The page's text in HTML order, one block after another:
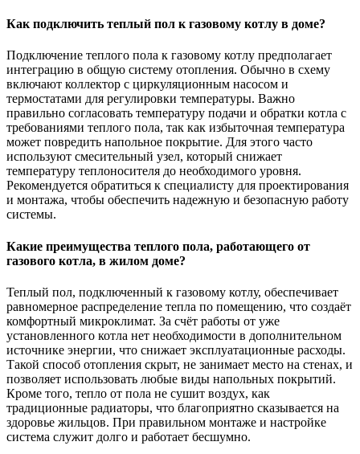
Как подключить теплый пол к газовому котлу в доме?
Подключение теплого пола к газовому котлу предполагает
интеграцию в общую систему отопления. Обычно в схему
включают коллектор с циркуляционным насосом и
термостатами для регулировки температуры. Важно
правильно согласовать температуру подачи и обратки котла с
требованиями теплого пола, так как избыточная температура
может повредить напольное покрытие. Для этого часто
используют смесительный узел, который снижает
температуру теплоносителя до необходимого уровня.
Рекомендуется обратиться к специалисту для проектирования
и монтажа, чтобы обеспечить надежную и безопасную работу
системы.
Какие преимущества теплого пола, работающего от
газового котла, в жилом доме?
Теплый пол, подключенный к газовому котлу, обеспечивает
равномерное распределение тепла по помещению, что создаёт
комфортный микроклимат. За счёт работы от уже
установленного котла нет необходимости в дополнительном
источнике энергии, что снижает эксплуатационные расходы.
Такой способ отопления скрыт, не занимает место на стенах, и
позволяет использовать любые виды напольных покрытий.
Кроме того, тепло от пола не сушит воздух, как
традиционные радиаторы, что благоприятно сказывается на
здоровье жильцов. При правильном монтаже и настройке
система служит долго и работает бесшумно.